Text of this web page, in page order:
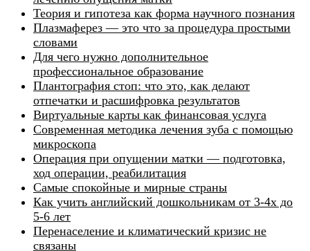
Теория и гипотеза как форма научного познания
Плазмаферез — это что за процедура простыми
словами
Для чего нужно дополнительное
профессиональное образование
Плантография стоп: что это, как делают
отпечатки и расшифровка результатов
Виртуальные карты как финансовая услуга
Современная методика лечения зуба с помощью
микроскопа
Операция при опущении матки — подготовка,
ход операции, реабилитация
Самые спокойные и мирные страны
Как учить английский дошкольникам от 3-4х до
5-6 лет
Перенаселение и климатический кризис не
связаны